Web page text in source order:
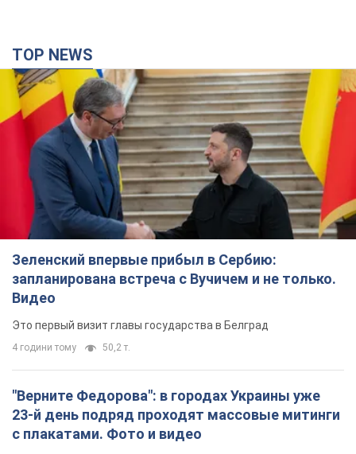
TOP NEWS
Зеленский впервые прибыл в Сербию:
запланирована встреча с Вучичем и не только.
Видео
Это первый визит главы государства в Белград
4 години тому 50,2 т.
"Верните Федорова": в городах Украины уже
23-й день подряд проходят массовые митинги
с плакатами. Фото и видео